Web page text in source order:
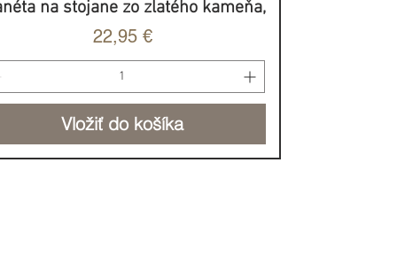
na stojane zo zlatého kameňa,
Cena
22,95 €
Vložiť do košíka